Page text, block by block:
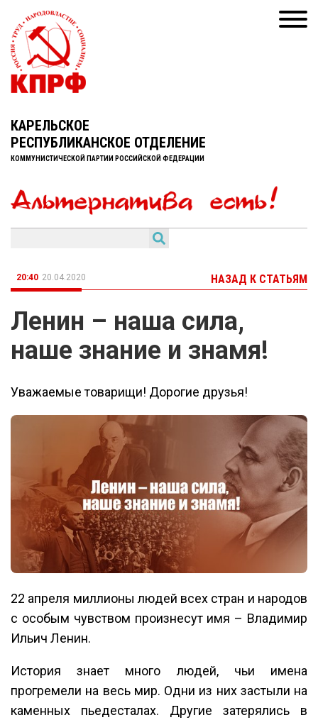
КАРЕЛЬСКОЕ
РЕСПУБЛИКАНСКОЕ ОТДЕЛЕНИЕ
КОММУНИСТИЧЕСКОЙ ПАРТИИ РОССИЙСКОЙ ФЕДЕРАЦИИ
20:40 20.04.2020 НАЗАД К СТАТЬЯМ
Ленин – наша сила,
наше знание и знамя!
Уважаемые товарищи! Дорогие друзья!
22 апреля миллионы людей всех стран и народов
с особым чувством произнесут имя – Владимир
Ильич Ленин.
История знает много людей, чьи имена
прогремели на весь мир. Одни из них застыли на
каменных пьедесталах. Другие затерялись в